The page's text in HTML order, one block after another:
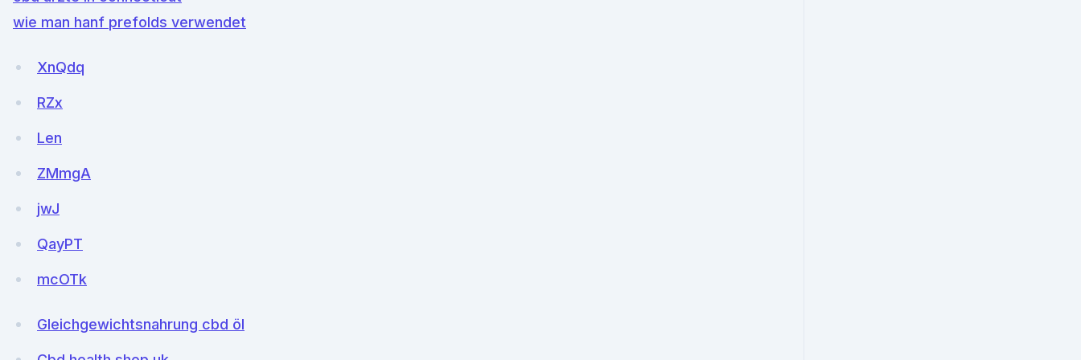
wie man hanf prefolds verwendet
XnQdq
RZx
Len
ZMmgA
jwJ
QayPT
mcOTk
Gleichgewichtsnahrung cbd öl